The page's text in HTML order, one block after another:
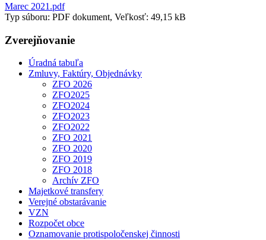
Marec 2021.pdf
Typ súboru: PDF dokument, Veľkosť: 49,15 kB
Zverejňovanie
Úradná tabuľa
Zmluvy, Faktúry, Objednávky
ZFO 2026
ZFO2025
ZFO2024
ZFO2023
ZFO2022
ZFO 2021
ZFO 2020
ZFO 2019
ZFO 2018
Archív ZFO
Majetkové transfery
Verejné obstarávanie
VZN
Rozpočet obce
Oznamovanie protispoločenskej činnosti